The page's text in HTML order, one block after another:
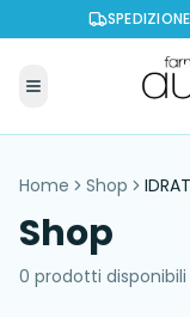
Home Shop
Shop
0 prodotti disponibili